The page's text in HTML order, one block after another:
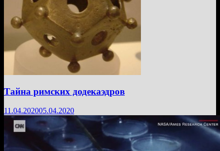
Тайна римских додекаэдров
11.04.202005.04.2020